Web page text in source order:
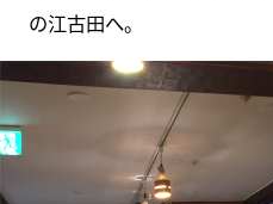
の江古田へ。